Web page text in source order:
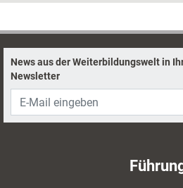
Edgar H.
nachdenken
News aus der Weiterbildungswelt in
Newsletter